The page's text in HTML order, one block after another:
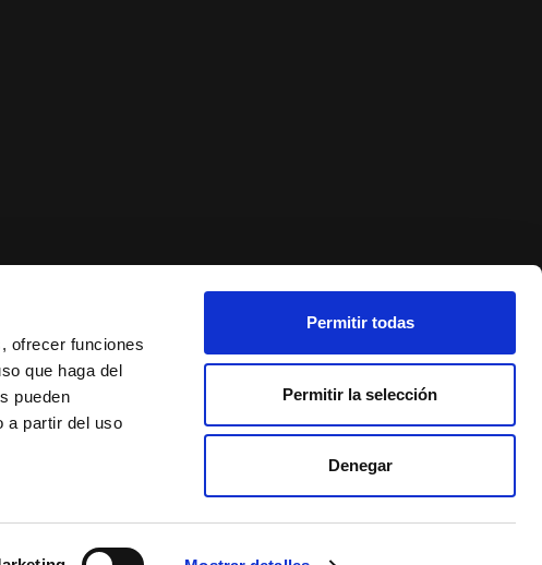
ofrecer funciones
que haga del
pueden
a partir del uso
Permitir todas
Permitir la selección
Denegar